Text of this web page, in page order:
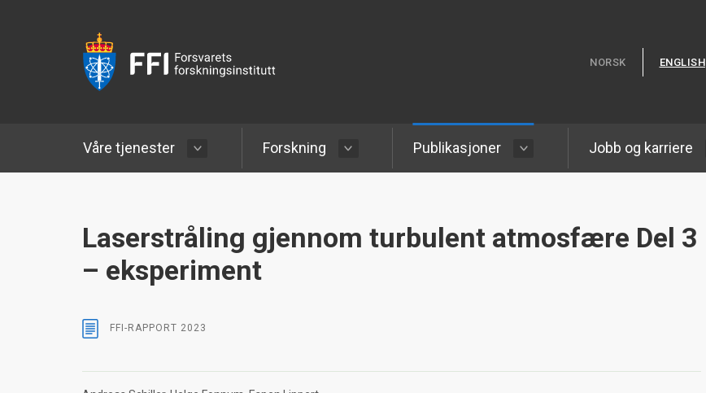
NORSK ENGLISH
Våre tjenester Forskning Publikasjoner Jobb og karriere
Laserstråling gjennom turbulent atmosfære Del 3
– eksperiment
FFI-RAPPORT 2023